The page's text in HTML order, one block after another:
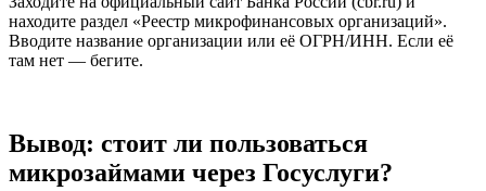
находите раздел «Реестр микрофинансовых организаций».
Вводите название организации или её ОГРН/ИНН. Если её
там нет — бегите.
Вывод: стоит ли пользоваться
микрозаймами через Госуслуги?